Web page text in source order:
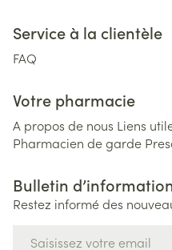
Service à la clientèle
FAQ
Votre pharmacie
A propos de nous Liens
Pharmacien de garde
Bulletin
Restez informé des